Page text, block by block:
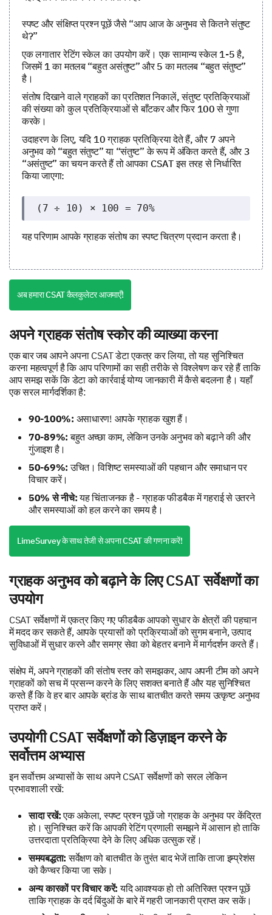
स्पष्ट और संक्षिप्त प्रश्न पूछें जैसे “आप आज के अनुभव से कितने संतुष्ट
थे?”
एक लगातार रेटिंग स्केल का उपयोग करें। एक सामान्य स्केल 1-5 है,
जिसमें 1 का मतलब “बहुत असंतुष्ट” और 5 का मतलब “बहुत संतुष्ट”
है।
संतोष दिखाने वाले ग्राहकों का प्रतिशत निकालें, संतुष्ट प्रतिक्रियाओं
की संख्या को कुल प्रतिक्रियाओं से बाँटकर और फिर 100 से गुणा
करके।
उदाहरण के लिए, यदि 10 ग्राहक प्रतिक्रिया देते हैं, और 7 अपने
अनुभव को “बहुत संतुष्ट” या “संतुष्ट” के रूप में अंकित करते हैं, और 3
“असंतुष्ट” का चयन करते हैं तो आपका CSAT इस तरह से निर्धारित
किया जाएगा:
(7 ÷ 10) × 100 = 70%
यह परिणाम आपके ग्राहक संतोष का स्पष्ट चित्रण प्रदान करता है।
अब हमारा CSAT कैलकुलेटर आजमाएँ!
अपने ग्राहक संतोष स्कोर की व्याख्या करना
एक बार जब आपने अपना CSAT डेटा एकत्र कर लिया, तो यह सुनिश्चित
करना महत्वपूर्ण है कि आप परिणामों का सही तरीके से विश्लेषण कर रहे हैं ताकि
आप समझ सकें कि डेटा को कार्रवाई योग्य जानकारी में कैसे बदलना है। यहाँ
एक सरल मार्गदर्शिका है:
90-100%: असाधारण! आपके ग्राहक खुश हैं।
70-89%: बहुत अच्छा काम, लेकिन उनके अनुभव को बढ़ाने की और
गुंजाइश है।
50-69%: उचित। विशिष्ट समस्याओं की पहचान और समाधान पर
विचार करें।
50% से नीचे:यह चिंताजनक है - ग्राहक फीडबैक में गहराई से उतरने
और समस्याओं को हल करने का समय है।
LimeSurvey के साथ तेजी से अपना CSAT की गणना करें!
ग्राहक अनुभव को बढ़ाने के लिए CSAT सर्वेक्षणों का
उपयोग
CSAT सर्वेक्षणों में एकत्र किए गए फीडबैक आपको सुधार के क्षेत्रों की पहचान
में मदद कर सकते हैं, आपके प्रयासों को प्रक्रियाओं को सुगम बनाने, उत्पाद
सुविधाओं में सुधार करने और समग्र सेवा को बेहतर बनाने में मार्गदर्शन करते हैं।
संक्षेप में, अपने ग्राहकों की संतोष स्तर को समझकर, आप अपनी टीम को अपने
ग्राहकों को सच में प्रसन्न करने के लिए सशक्त बनाते हैं और यह सुनिश्चित
करते हैं कि वे हर बार आपके ब्रांड के साथ बातचीत करते समय उत्कृष्ट अनुभव
प्राप्त करें।
उपयोगी CSAT सर्वेक्षणों को डिज़ाइन करने के
सर्वोत्तम अभ्यास
इन सर्वोत्तम अभ्यासों के साथ अपने CSAT सर्वेक्षणों को सरल लेकिन
प्रभावशाली रखें:
सादा रखें:एक अकेला, स्पष्ट प्रश्न पूछें जो ग्राहक के अनुभव पर केंद्रित
हो। सुनिश्चित करें कि आपकी रेटिंग प्रणाली समझने में आसान हो ताकि
उत्तरदाता प्रतिक्रिया देने के लिए अधिक उत्सुक रहें।
समयबद्धता: सर्वेक्षण को बातचीत के तुरंत बाद भेजें ताकि ताजा इम्प्रेशंस
को कैप्चर किया जा सके।
अन्य कारकों पर विचार करें: यदि आवश्यक हो तो अतिरिक्त प्रश्न पूछें
ताकि ग्राहक के दर्द बिंदुओं के बारे में गहरी जानकारी प्राप्त कर सकें।